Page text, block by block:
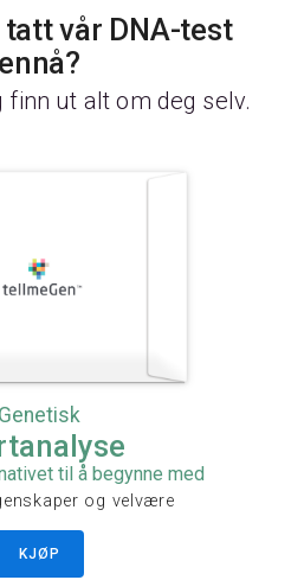
vår DNA-test
ennå?
finn ut alt om deg selv.
Genetisk
til å begynne med
og velvære
KJØP